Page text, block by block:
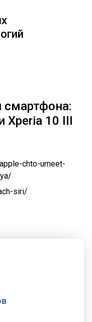
смартфона:
Xperia 10 III
chto-umeet-
siri/